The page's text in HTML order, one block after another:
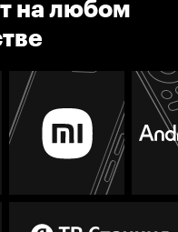
на любом